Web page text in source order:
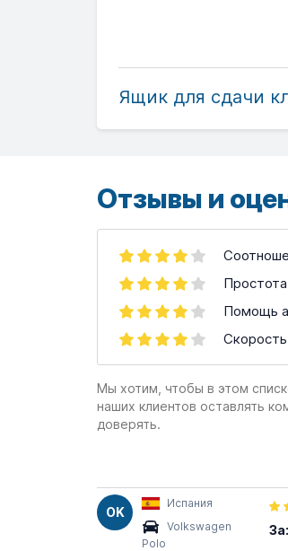
Ящик для сдачи
Отзывы и
Помощь
Мы хотим, чтобы в этом
наших клиентов оставлять
доверять.
OK
Испания
Volkswagen
Polo
За: